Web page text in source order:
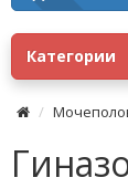
Категории